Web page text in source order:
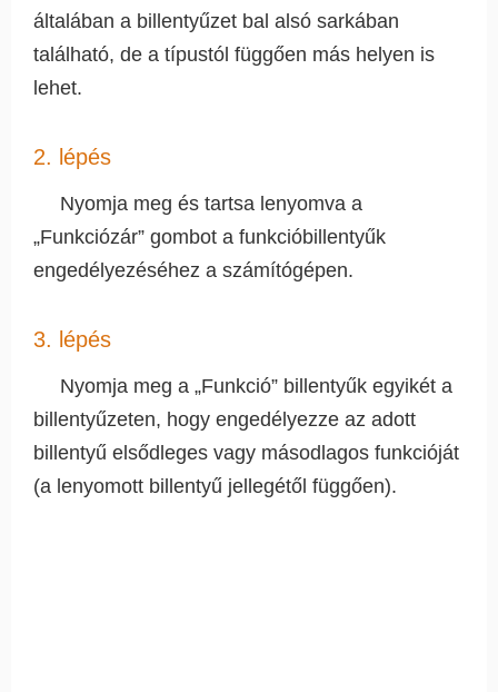
általában a billentyűzet bal alsó sarkában
található, de a típustól függően más helyen is
lehet.
2. lépés
Nyomja meg és tartsa lenyomva a
„Funkciózár” gombot a funkcióbillentyűk
engedélyezéséhez a számítógépen.
3. lépés
Nyomja meg a „Funkció” billentyűk egyikét a
billentyűzeten, hogy engedélyezze az adott
billentyű elsődleges vagy másodlagos funkcióját
(a lenyomott billentyű jellegétől függően).